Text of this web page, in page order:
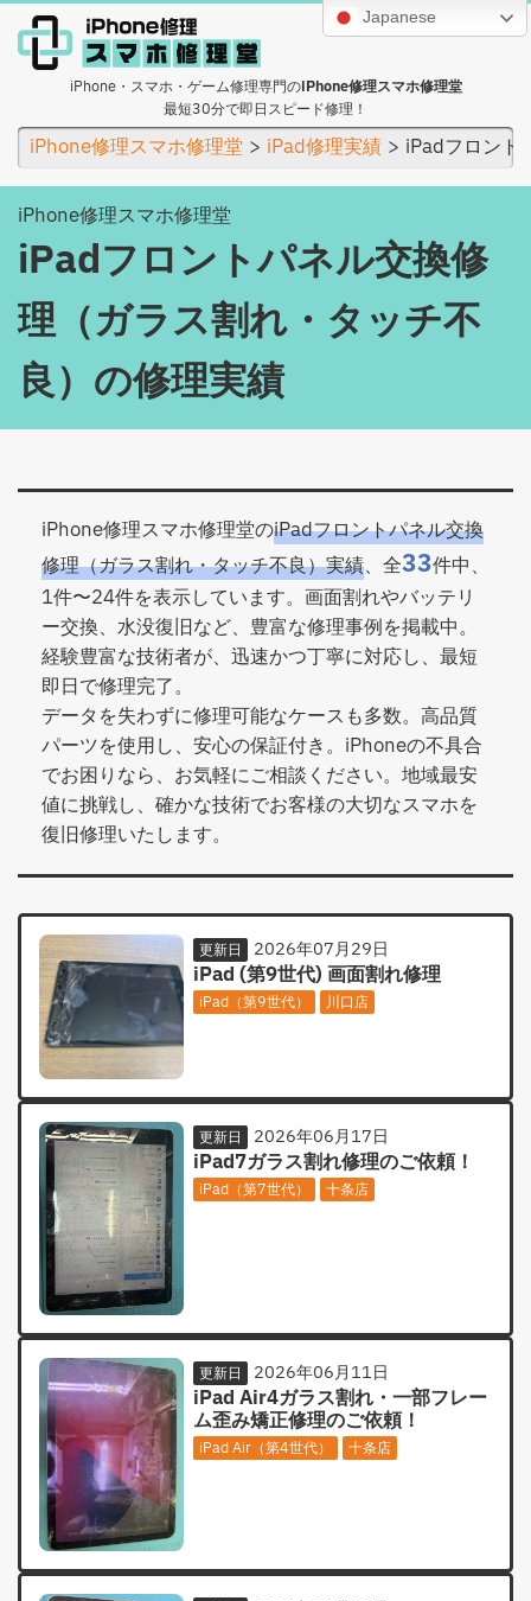
Japanese
iPhone・スマホ・ゲーム修理専門のiPhone修理スマホ修理堂
最短30分で即日スピード修理！
iPhone修理スマホ修理堂 iPad修理実績 iPadフロント
iPhone修理スマホ修理堂
iPadフロントパネル交換修
理（ガラス割れ・タッチ不
良）の修理実績
iPhone修理スマホ修理堂のiPadフロントパネル交換
修理（ガラス割れ・タッチ不良）実績、全33件中、
1件〜24件を表示しています。画面割れやバッテリ
ー交換、水没復旧など、豊富な修理事例を掲載中。
経験豊富な技術者が、迅速かつ丁寧に対応し、最短
即日で修理完了。
データを失わずに修理可能なケースも多数。高品質
パーツを使用し、安心の保証付き。iPhoneの不具合
でお困りなら、お気軽にご相談ください。地域最安
値に挑戦し、確かな技術でお客様の大切なスマホを
復旧修理いたします。
更新日 2026年07月29日
iPad (第9世代) 画面割れ修理
iPad（第9世代） 川口店
更新日 2026年06月17日
iPad7ガラス割れ修理のご依頼！
iPad（第7世代） 十条店
更新日 2026年06月11日
iPad Air4ガラス割れ・一部フレー
ム歪み矯正修理のご依頼！
iPad Air（第4世代） 十条店